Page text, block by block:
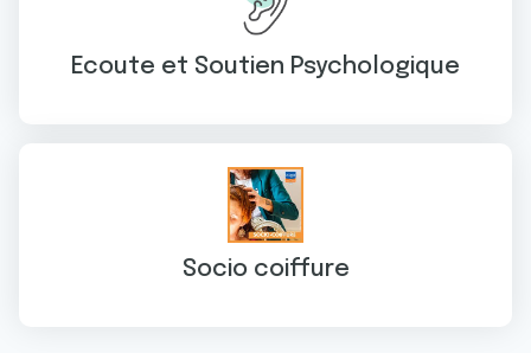
Ecoute et Soutien Psychologique
Socio coiffure